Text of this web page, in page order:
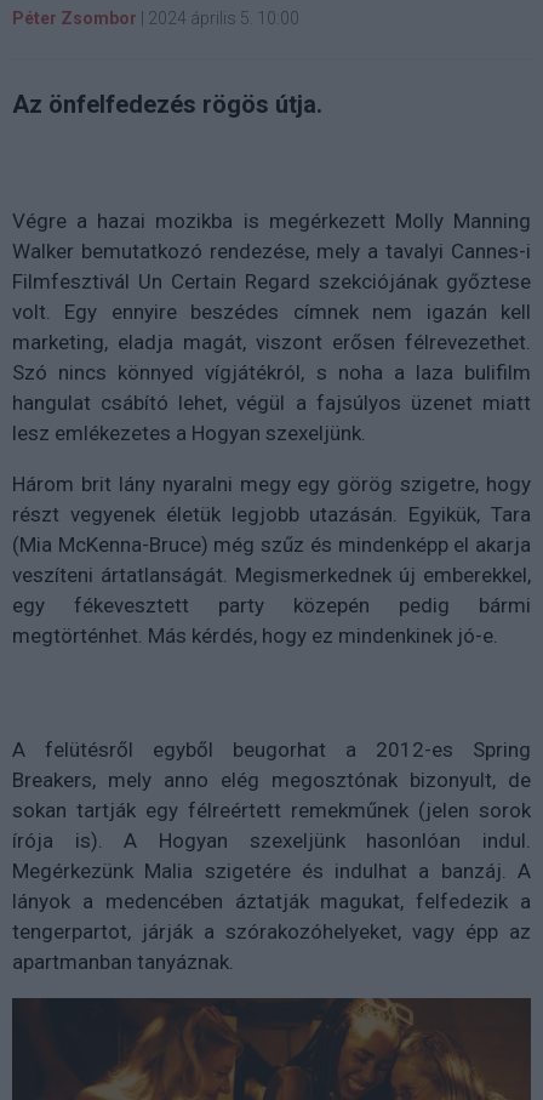
Péter Zsombor 2024 április 5. 10:00
Az önfelfedezés rögös útja.
Végre a hazai mozikba is megérkezett Molly Manning
Walker bemutatkozó rendezése, mely a tavalyi Cannes-i
Filmfesztivál Un Certain Regard szekciójának győztese
volt. Egy ennyire beszédes címnek nem igazán kell
marketing, eladja magát, viszont erősen félrevezethet.
Szó nincs könnyed vígjátékról, s noha a laza bulifilm
hangulat csábító lehet, végül a fajsúlyos üzenet miatt
lesz emlékezetes a Hogyan szexeljünk.
Három brit lány nyaralni megy egy görög szigetre, hogy
részt vegyenek életük legjobb utazásán. Egyikük, Tara
(Mia McKenna-Bruce) még szűz és mindenképp el akarja
veszíteni ártatlanságát. Megismerkednek új emberekkel,
egy fékevesztett party közepén pedig bármi
megtörténhet. Más kérdés, hogy ez mindenkinek jó-e.
A felütésről egyből beugorhat a 2012-es Spring
Breakers, mely anno elég megosztónak bizonyult, de
sokan tartják egy félreértett remekműnek (jelen sorok
írója is). A Hogyan szexeljünk hasonlóan indul.
Megérkezünk Malia szigetére és indulhat a banzáj. A
lányok a medencében áztatják magukat, felfedezik a
tengerpartot, járják a szórakozóhelyeket, vagy épp az
apartmanban tanyáznak.